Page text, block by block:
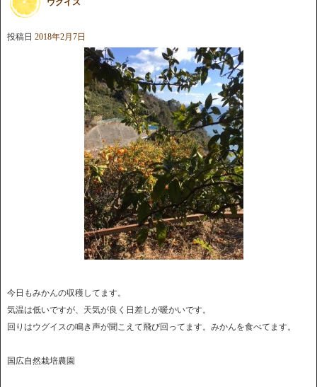
ウグイス
投稿日 2018年2月7日
今日もみかんの収穫してます。
気温は低いですが、天気が良く日差しが暖かいです。
回りはウグイスの鳴き声が聞こえて飛び回ってます。みかんを食べてます。
国広自然栽培農園